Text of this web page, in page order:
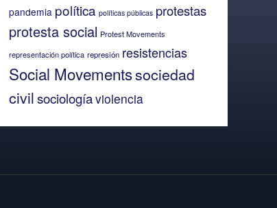
pandemia política políticas públicas protestas
protesta social Protest Movements
representación política represión resistencias
Social Movementssociedad
civilsociologíaviolencia